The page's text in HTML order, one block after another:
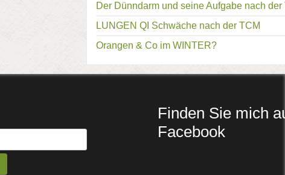
Der Dünndarm und seine Aufgabe nach der
LUNGEN QI Schwäche nach der TCM
Orangen & Co im WINTER?
Finden Sie mich
Facebook